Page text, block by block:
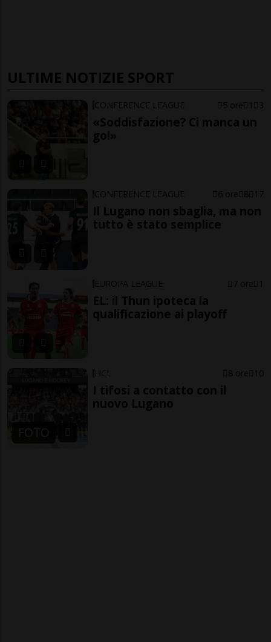
ULTIME NOTIZIE SPORT
CONFERENCE LEAGUE 5 ore 1 3
«Soddisfazione? Ci manca un
gol»
CONFERENCE LEAGUE 6 ore 8 17
Il Lugano non sbaglia, ma non
tutto è stato semplice
EUROPA LEAGUE 7 ore 1
EL: il Thun ipoteca la
qualificazione ai playoff
FOTO
HCL 8 ore 10
I tifosi a contatto con il
nuovo Lugano